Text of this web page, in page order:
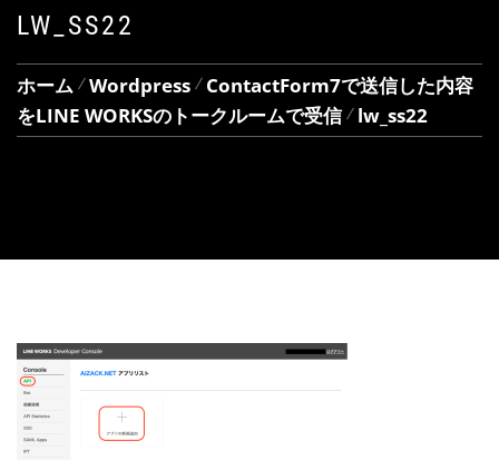
LW_SS22
ホーム Wordpress
ContactForm7で送信した内容
をLINE WORKSのトークルームで受信
lw_ss22